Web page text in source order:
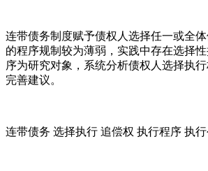
连带债务制度赋予债权人选择任一或全
的程序规制较为薄弱，实践中存在选择
序为研究对象，系统分析债权人选择执
完善建议。
连带债务 选择执行 追偿权 执行程序 执